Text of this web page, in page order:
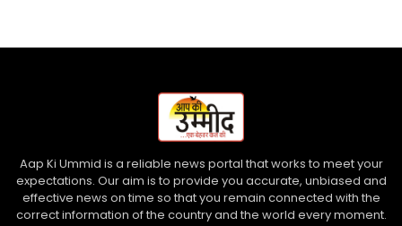
Aap Ki Ummid is a reliable news portal that works to meet your
expectations. Our aim is to provide you accurate, unbiased and
effective news on time so that you remain connected with the
correct information of the country and the world every moment.